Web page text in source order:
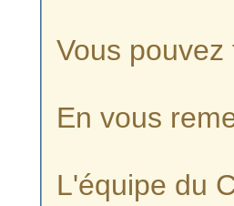
Vous
En vous
L'équipe du